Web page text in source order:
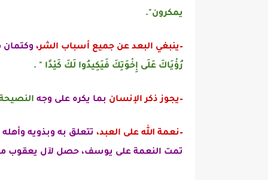
يمكرون".
–ينبغي البعد عن جميع أسباب الشر،
رُؤْيَاكَ عَلَى إِخْوَتِكَ فَيَكِيدُوا لَكَ كَيْدًا " .
–يجوز ذكر الإنسان بما يكره على وجه
–نعمة الله على العبد، تتعلق به وبذويه
تمت النعمة على يوسف، حصل لآل يعقوب